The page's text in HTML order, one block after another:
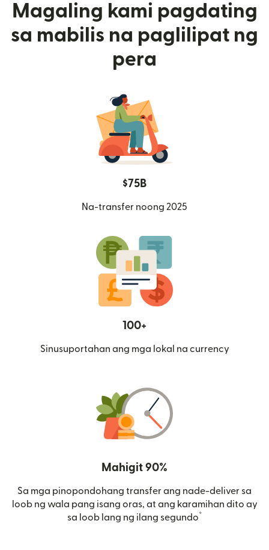
Magaling kami pagdating
sa mabilis na paglilipat ng
pera
$75B
Na-transfer noong 2025
100+
Sinusuportahan ang mga lokal na currency
Mahigit 90%
Sa mga pinopondohang transfer ang nade-deliver sa
loob ng wala pang isang oras, at ang karamihan dito ay
sa loob lang ng ilang segundo*